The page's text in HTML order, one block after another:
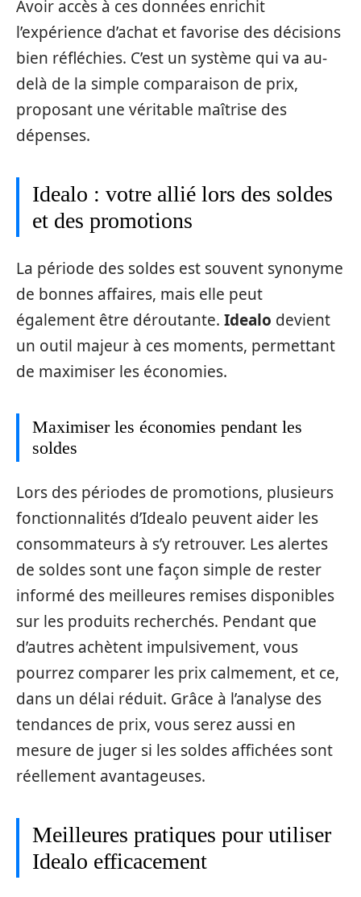
Avoir accès à ces données enrichit
l’expérience d’achat et favorise des décisions
bien réfléchies. C’est un système qui va au-
delà de la simple comparaison de prix,
proposant une véritable maîtrise des
dépenses.
Idealo : votre allié lors des soldes
et des promotions
La période des soldes est souvent synonyme
de bonnes affaires, mais elle peut
également être déroutante. Idealo devient
un outil majeur à ces moments, permettant
de maximiser les économies.
Maximiser les économies pendant les
soldes
Lors des périodes de promotions, plusieurs
fonctionnalités d’Idealo peuvent aider les
consommateurs à s’y retrouver. Les alertes
de soldes sont une façon simple de rester
informé des meilleures remises disponibles
sur les produits recherchés. Pendant que
d’autres achètent impulsivement, vous
pourrez comparer les prix calmement, et ce,
dans un délai réduit. Grâce à l’analyse des
tendances de prix, vous serez aussi en
mesure de juger si les soldes affichées sont
réellement avantageuses.
Meilleures pratiques pour utiliser
Idealo efficacement